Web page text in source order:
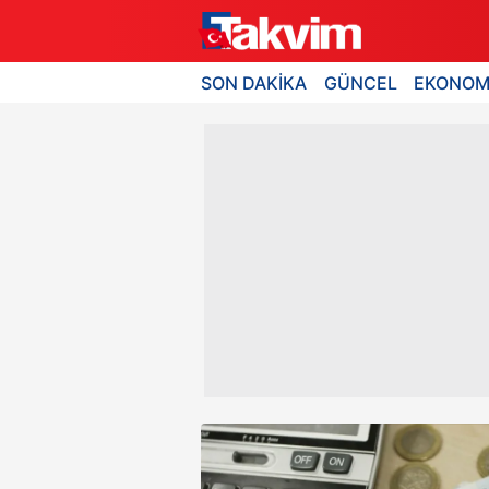
SON DAKİKA GÜNCEL